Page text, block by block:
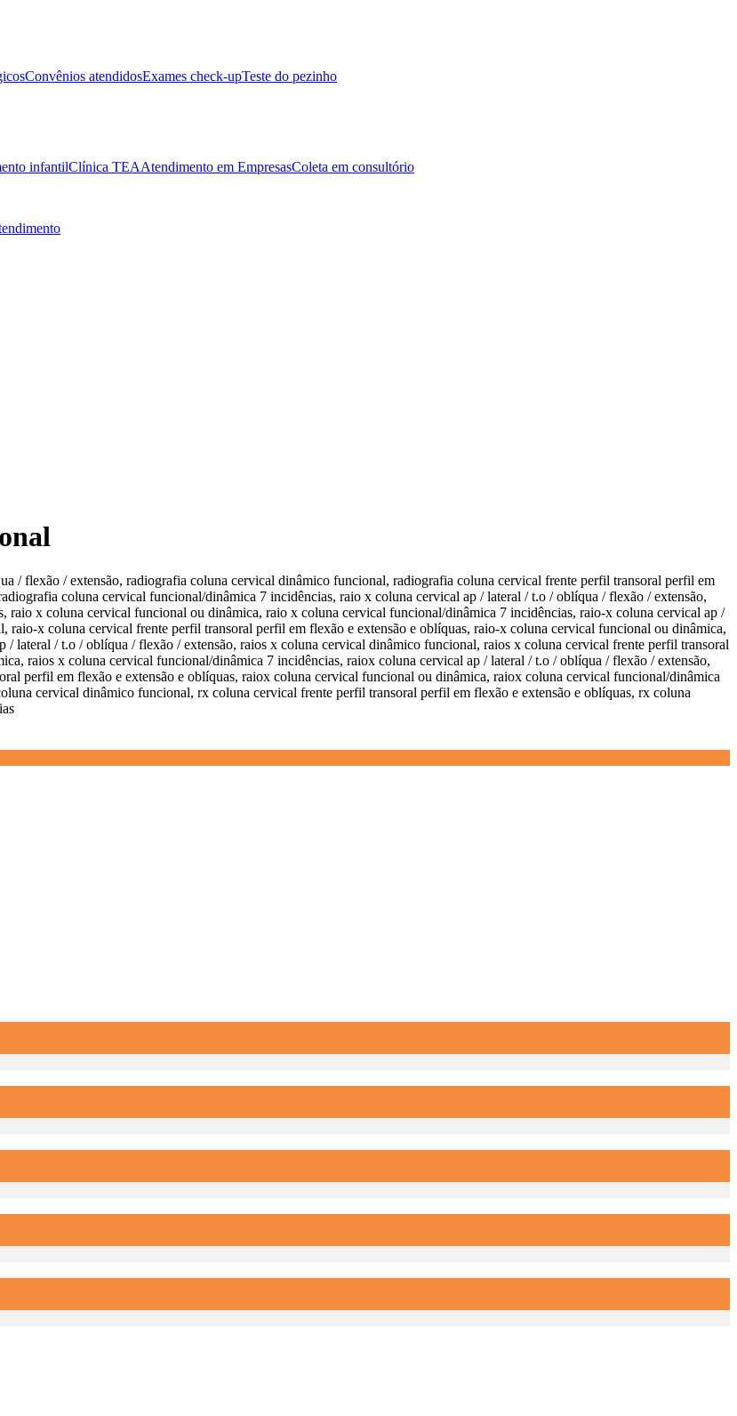
Convênios atendidosExames check-upTeste do pezinho
infantilClínica TEAAtendimento em EmpresasColeta em consultório
/ flexão / extensão, radiografia coluna cervical dinâmico funcional, radiografia coluna cervical frente perfil transoral perfil em
coluna cervical funcional/dinâmica 7 incidências, raio x coluna cervical ap / lateral / t.o / oblíqua / flexão / extensão,
raio x coluna cervical funcional ou dinâmica, raio x coluna cervical funcional/dinâmica 7 incidências, raio-x coluna cervical ap /
x coluna cervical frente perfil transoral perfil em flexão e extensão e oblíquas, raio-x coluna cervical funcional ou dinâmica,
lateral / t.o / oblíqua / flexão / extensão, raios x coluna cervical dinâmico funcional, raios x coluna cervical frente perfil transoral
raios x coluna cervical funcional/dinâmica 7 incidências, raiox coluna cervical ap / lateral / t.o / oblíqua / flexão / extensão,
perfil em flexão e extensão e oblíquas, raiox coluna cervical funcional ou dinâmica, raiox coluna cervical funcional/dinâmica
cervical dinâmico funcional, rx coluna cervical frente perfil transoral perfil em flexão e extensão e oblíquas, rx coluna